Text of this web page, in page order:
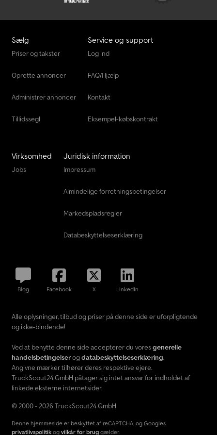
Sælg
Priser og takster
Oprette annoncer
Administrer annoncer
Tillidssegl
Service og support
Log ind
FAQ/Hjælp
Kontakt
Eksempel-købskontrakt
Virksomhed
Jobs
Juridisk information
Impressum
Almindelige forretningsbetingelser
Markedspladsregler
Databeskyttelseserklæring
Blog Facebook X LinkedIn
Alle oplysninger, tilbud og priser på denne side er uforpligtende
og ikke-bindende!
Ved at benytte denne side accepterer du voresgenerelle
handelsbetingelserogdatabeskyttelseserklæring.
Angivne mærker tilhører deres respektive ejere.
TruckScout24 GmbH påtager sig intet ansvar for indholdet af
linkede eksterne internetsider.
© 2000 - 2026 TruckScout24 GmbH
Denne hjemmeside er beskyttet af reCAPTCHA, og Googles
privatlivspolitik og vilkår for brug gælder.